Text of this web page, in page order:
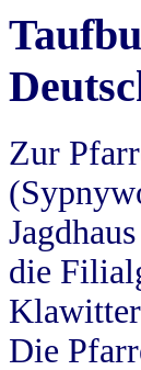
Zur
die
Die